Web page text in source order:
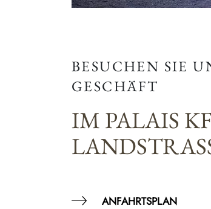
BESUCHEN SIE
GESCHÄFT
IM PALAIS
ANFAHRTSPLAN